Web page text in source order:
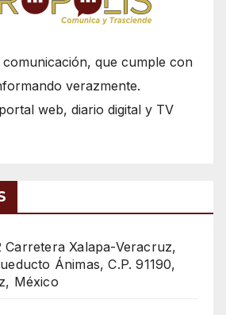
que cumple con
verazmente.
web, diario digital y TV
Carretera Xalapa-Veracruz,
Ánimas, C.P. 91190,
México